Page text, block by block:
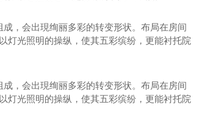
，会出現绚丽多彩的转变形状。布局在房间
灯光照明的操纵，使其五彩缤纷，更能衬托院
，会出現绚丽多彩的转变形状。布局在房间
灯光照明的操纵，使其五彩缤纷，更能衬托院